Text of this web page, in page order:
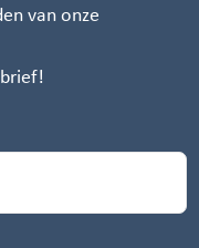
van onze